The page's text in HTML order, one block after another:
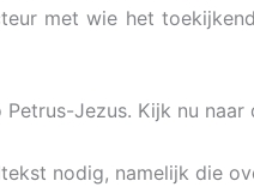
met wie het
Jezus. Kijk nu
nodig, namelijk die